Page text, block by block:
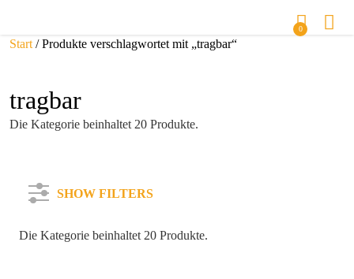
0
Start / Produkte verschlagwortet mit „tragbar“
tragbar
Die Kategorie beinhaltet 20 Produkte.
SHOW FILTERS
Die Kategorie beinhaltet 20 Produkte.